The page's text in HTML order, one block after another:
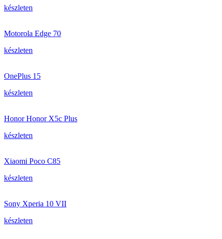
készleten
Motorola Edge 70
készleten
OnePlus 15
készleten
Honor Honor X5c Plus
készleten
Xiaomi Poco C85
készleten
Sony Xperia 10 VII
készleten